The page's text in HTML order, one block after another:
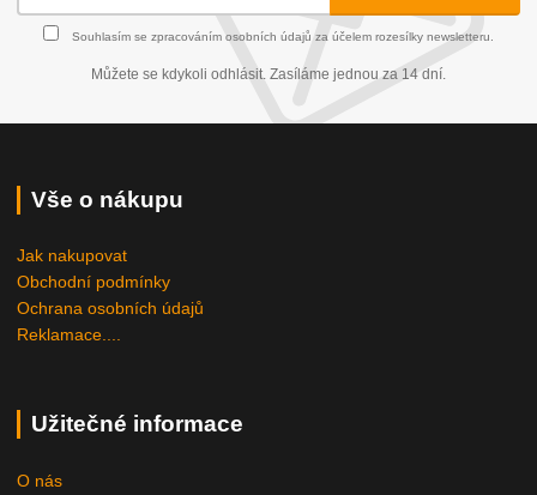
Souhlasím se zpracováním osobních údajů za účelem rozesílky newsletteru.
Můžete se kdykoli odhlásit. Zasíláme jednou za 14 dní.
Vše o nákupu
Jak nakupovat
Obchodní podmínky
Ochrana osobních údajů
Reklamace....
Užitečné informace
O nás